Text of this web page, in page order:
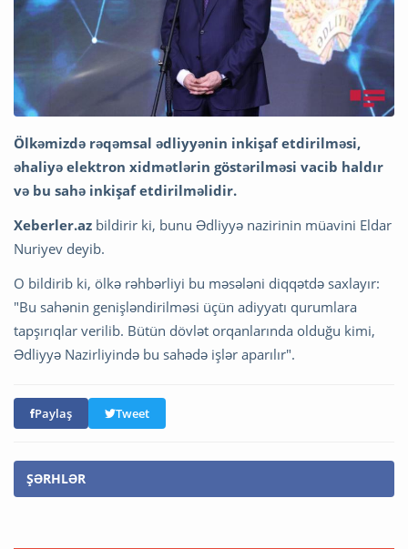
Ölkəmizdə rəqəmsal ədliyyənin inkişaf etdirilməsi,
əhaliyə elektron xidmətlərin göstərilməsi vacib haldır
və bu sahə inkişaf etdirilməlidir.
Xeberler.az bildirir ki, bunu Ədliyyə nazirinin müavini Eldar
Nuriyev deyib.
O bildirib ki, ölkə rəhbərliyi bu məsələni diqqətdə saxlayır:
"Bu sahənin genişləndirilməsi üçün adiyyatı qurumlara
tapşırıqlar verilib. Bütün dövlət orqanlarında olduğu kimi,
Ədliyyə Nazirliyində bu sahədə işlər aparılır".
Paylaş Tweet
ŞƏRHLƏR